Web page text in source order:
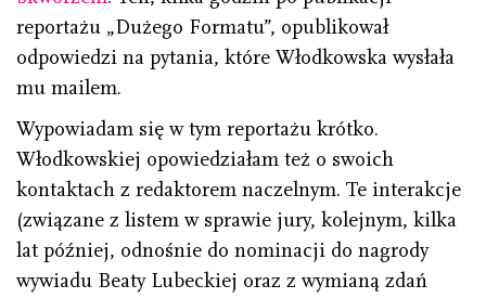
reportażu „Dużego Formatu”, opublikował
odpowiedzi na pytania, które Włodkowska wysłała
mu mailem.
Wypowiadam się w tym reportażu krótko.
Włodkowskiej opowiedziałam też o swoich
kontaktach z redaktorem naczelnym. Te interakcje
(związane z listem w sprawie jury, kolejnym, kilka
lat później, odnośnie do nominacji do nagrody
wywiadu Beaty Lubeckiej oraz z wymianą zdań